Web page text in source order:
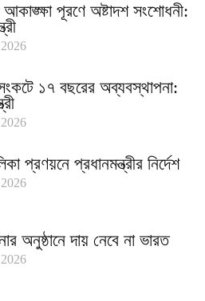
পূরণে অষ্টাদশ সংশোধনী:
১৭ বছরের অব্যবস্থাপনা:
প্রণয়নে প্রধানমন্ত্রীর নির্দেশ
অনুষ্ঠানে দায় নেবে না ভারত